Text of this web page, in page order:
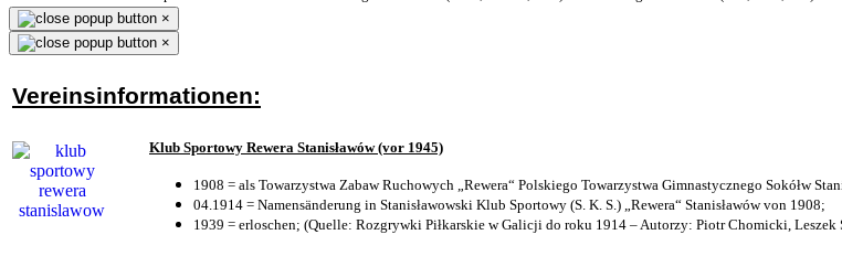
×
×
Vereinsinformationen:
Klub Sportowy Rewera Stanisławów (vor 1945)
1908 = als Towarzystwa Zabaw Ruchowych „Rewera“ Polskiego Towarzystwa Gimnastycznego Sokółw
04.1914 = Namensänderung in Stanisławowski Klub Sportowy (S. K. S.) „Rewera“ Stanisławów von 1908;
1939 = erloschen; (Quelle: Rozgrywki Piłkarskie w Galicji do roku 1914 – Autorzy: Piotr Chomicki, Leszek